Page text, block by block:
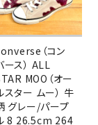
（コン
ース） ALL
MOO（オー
スター ムー） 牛
グレー/パープ
8 26.5cm 264